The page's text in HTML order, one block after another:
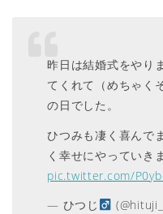
昨日は結婚式をやり
てくれて（めちゃく
の日でした。
ひつみも凄く喜んで
く幸せにやっていき
pic.twitter.com/
— ひつじ